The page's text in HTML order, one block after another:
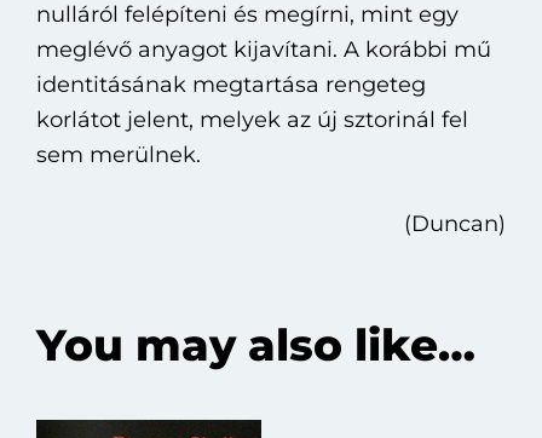
nulláról felépíteni és megírni, mint egy
meglévő anyagot kijavítani. A korábbi mű
identitásának megtartása rengeteg
korlátot jelent, melyek az új sztorinál fel
sem merülnek.
(Duncan)
You may also like…